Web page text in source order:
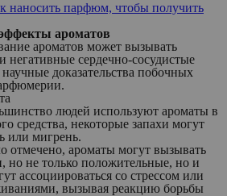
наносить парфюм, чтобы получить
ароматов
ароматов может вызывать
негативные сердечно-сосудистые
доказательства побочных
людей используют ароматы в
средства, некоторые запахи могут
или мигрень.
отмечено, ароматы могут вызывать
но не только положительные, но и
ассоциироваться со стрессом или
вызывая реакцию борьбы